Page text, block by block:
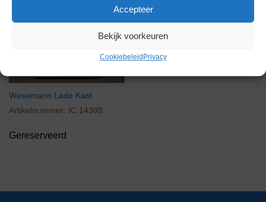
Accepteer
Bekijk voorkeuren
Cookiebeleid Privacy
Gereserveerd
Wesemann Lade Kast
Artikelnummer: IC 14388
Gereserveerd